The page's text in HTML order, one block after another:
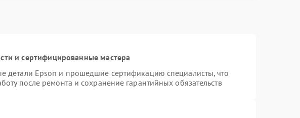
и сертифицированные мастера
детали Epson и прошедшие сертификацию специалисты, что
после ремонта и сохранение гарантийных обязательств